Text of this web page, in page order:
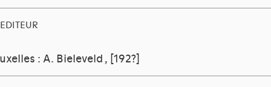
EDITEUR
: A. Bieleveld , [192?]